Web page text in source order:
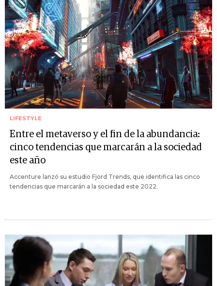
LIFESTYLE
Entre el metaverso y el fin de la abundancia:
cinco tendencias que marcarán a la sociedad
este año
Accenture lanzó su estudio Fjord Trends, que identifica las cinco
tendencias que marcarán a la sociedad este 2022.